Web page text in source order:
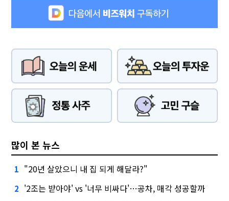
많이 본 뉴스
1 "20년 살았으니 내 집 되게 해달라?"
2 '2조는 받아야' vs '너무 비싸다'…공차, 매각 성공할까